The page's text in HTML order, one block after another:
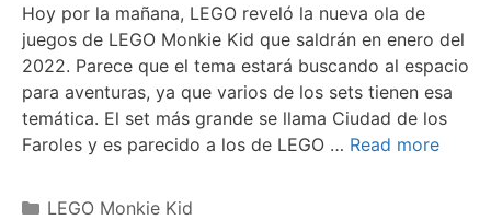
Hoy por la mañana, LEGO reveló la nueva ola de
juegos de LEGO Monkie Kid que saldrán en enero del
2022. Parece que el tema estará buscando al espacio
para aventuras, ya que varios de los sets tienen esa
temática. El set más grande se llama Ciudad de los
Faroles y es parecido a los de LEGO … Read more
Categories
LEGO Monkie Kid